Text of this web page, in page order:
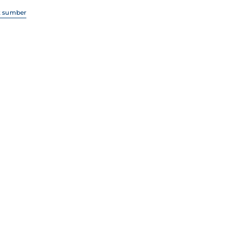
sumber